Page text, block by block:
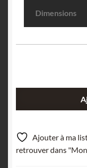
Dimensions
Puy-
Les-
Vignes,
Ajouter à ma
retrouver dans